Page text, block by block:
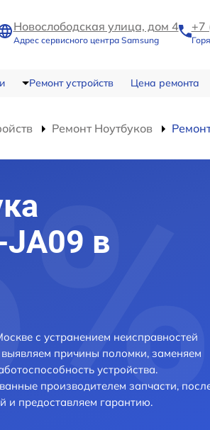
Новослободская улица, дом 4
Адрес сервисного центра Samsung
+7
Ремонт устройств Цена ремонта
Ремонт Ноутбуков
JA09 в
с устранением неисправностей
причины поломки, заменяем
устройства.
производителем запчасти,
и предоставляем гарантию.